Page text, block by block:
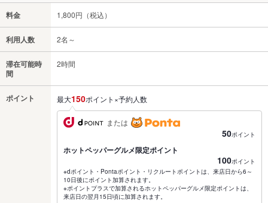
料金 1,800円（税込）
利用人数 2名～
滞在可能時
間
2時間
ポイント 最大150ポイント×予約人数
または
50ポイント
ホットペッパーグルメ限定ポイント
100ポイント
※dポイント・Pontaポイント・リクルートポイントは、来店日から6～
10日後にポイント加算されます。
※ポイントプラスで加算されるホットペッパーグルメ限定ポイントは、
来店日の翌月15日頃に加算されます。